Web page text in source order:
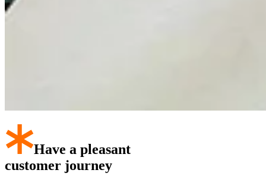
Have a pleasant
customer journey